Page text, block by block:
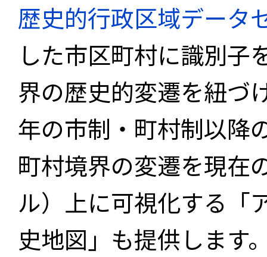
歴史的行政区域データ
した市区町村に識別子
界の歴史的変遷を紐づ
年の市制・町村制以降
町村境界の変遷を現在
ル）上に可視化する「
史地図」も提供します